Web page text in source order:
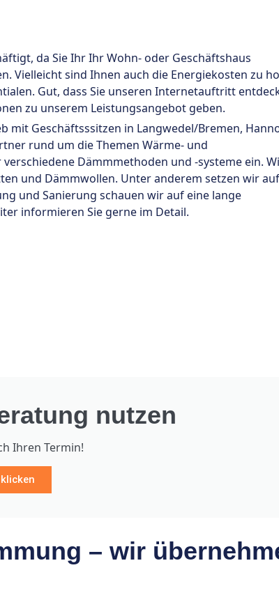
da Sie Ihr Ihr Wohn- oder Geschäftshaus
Vielleicht sind Ihnen auch die Energiekosten zu
Gut, dass Sie unseren Internetauftritt
zu unserem Leistungsangebot geben.
mit Geschäftsssitzen in Langwedel/Bremen,
rund um die Themen Wärme- und
Dämmmethoden und -systeme ein.
und Dämmwollen. Unter anderem setzen wir auf
und Sanierung schauen wir auf eine lange
informieren Sie gerne im Detail.
nutzen
Ihren Termin!
– wir